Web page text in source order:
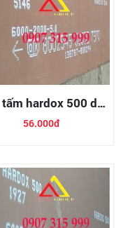
hardox 500 dày
5mm
56.000đ